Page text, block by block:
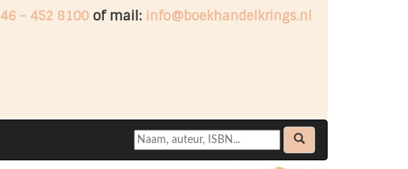
- 452 8100 of mail: info@boekhandelkrings.nl